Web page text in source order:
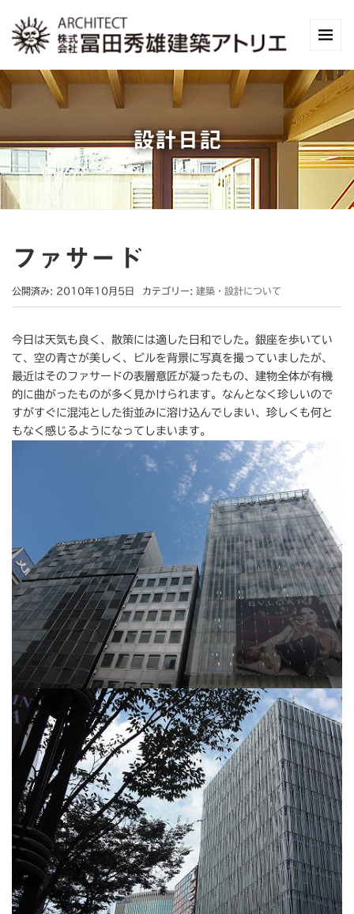
設計日記
ファサード
公開済み: 2010年10月5日 カテゴリー: 建築・設計について
今日は天気も良く、散策には適した日和でした。銀座を歩いてい
て、空の青さが美しく、ビルを背景に写真を撮っていましたが、
最近はそのファサードの表層意匠が凝ったもの、建物全体が有機
的に曲がったものが多く見かけられます。なんとなく珍しいので
すがすぐに混沌とした街並みに溶け込んでしまい、珍しくも何と
もなく感じるようになってしまいます。